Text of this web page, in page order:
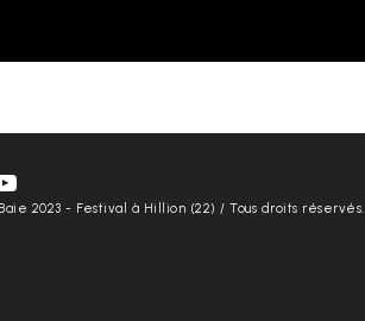
2023 - Festival à Hillion (22) / Tous droits réservés.